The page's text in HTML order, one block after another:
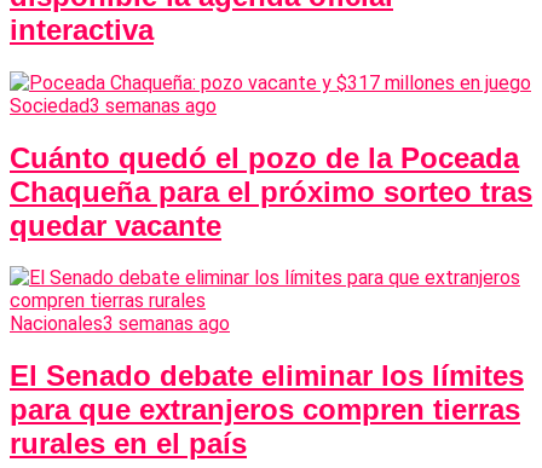
interactiva
Sociedad3 semanas ago
Cuánto quedó el pozo de la Poceada
Chaqueña para el próximo sorteo tras
quedar vacante
Nacionales3 semanas ago
El Senado debate eliminar los límites
para que extranjeros compren tierras
rurales en el país